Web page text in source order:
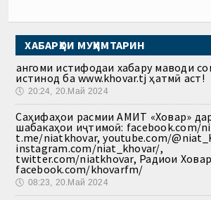
ХАБАРҲОИ МУҲИМТАРИН
Ҳангоми истифодаи хабару маводи
истинод ба www.khovar.tj ҳатмӣ аст!
🕔 20:24, 20.Май 2024
Саҳифаҳои расмии АМИТ «Ховар»
шабакаҳои иҷтимоӣ: facebook.com/
t.me/niatkhovar, youtube.com/
instagram.com/niat_khovar/,
twitter.com/niatkhovar, Радиои
facebook.com/khovarfm/
🕔 08:23, 20.Май 2024